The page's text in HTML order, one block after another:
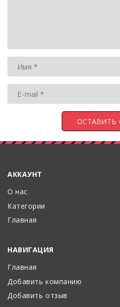
АККАУНТ
О нас
Категории
Главная
НАВИГАЦИЯ
Главная
Добавить компанию
Добавить отзыв